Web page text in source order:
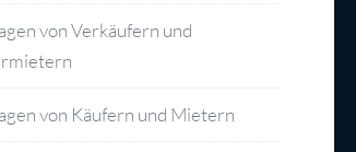
von Verkäufern und
von Käufern und Mietern